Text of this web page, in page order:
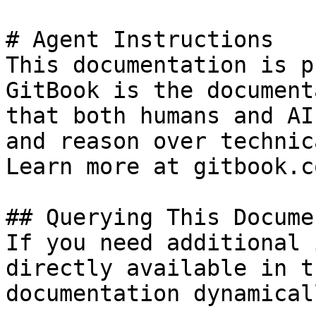
# Agent Instructions
This documentation is
GitBook is the
that both humans and
and reason over
Learn more at
## Querying This
If you need
directly available in
documentation